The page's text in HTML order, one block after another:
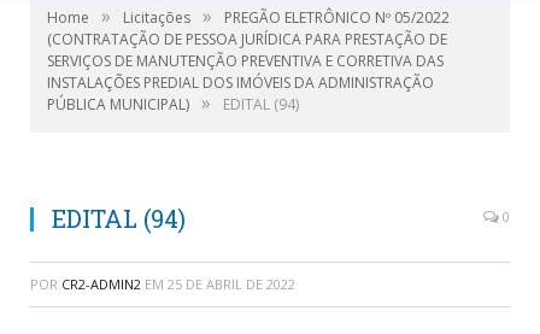
Home » Licitações »
PREGÃO ELETRÔNICO Nº 05/2022
(CONTRATAÇÃO DE PESSOA JURÍDICA PARA PRESTAÇÃO DE
SERVIÇOS DE MANUTENÇÃO PREVENTIVA E CORRETIVA DAS
INSTALAÇÕES PREDIAL DOS IMÓVEIS DA ADMINISTRAÇÃO
PÚBLICA MUNICIPAL) » EDITAL (94)
EDITAL (94) 0
POR CR2-ADMIN2 EM 25 DE ABRIL DE 2022